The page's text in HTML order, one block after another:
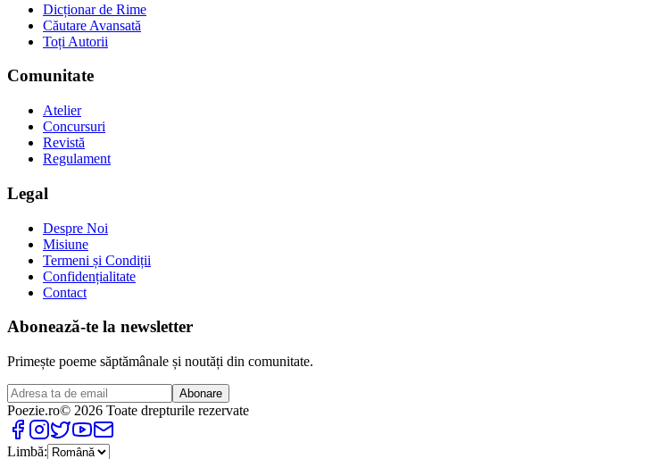
Dicționar de Rime
Căutare Avansată
Toți Autorii
Comunitate
Atelier
Concursuri
Revistă
Regulament
Legal
Despre Noi
Misiune
Termeni și Condiții
Confidențialitate
Contact
Abonează-te la newsletter
Primește poeme săptămânale și noutăți din comunitate.
Abonare
Poezie.ro© 2026 Toate drepturile rezervate
Limbă: